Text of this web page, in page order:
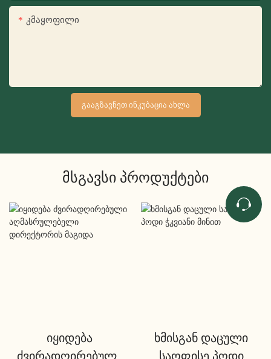
Კმაყოფილი
ᲒᲐᲐᲒᲖᲐᲕᲜᲔᲗ ᲘᲜᲙᲣᲑᲐᲪᲘᲐ ᲐᲮᲚᲐ
Მსგავსი Პროდუქტები
იყიდება
ძვირადღირებული
ხმისგან დაცული
საოფისე პოდი